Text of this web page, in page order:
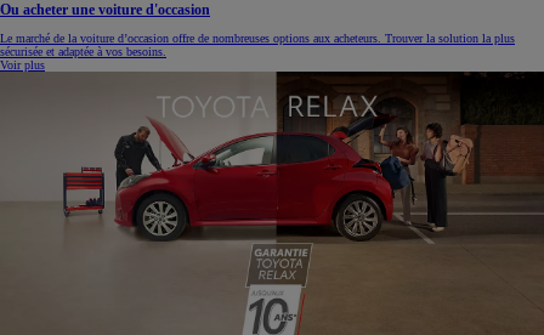
Ou acheter une voiture d'occasion
Le marché de la voiture d’occasion offre de nombreuses options aux acheteurs. Trouver la solution la plus
sécurisée et adaptée à vos besoins.
Voir plus